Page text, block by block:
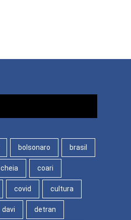
bolsonaro brasil
cheia coari
covid cultura
davi detran